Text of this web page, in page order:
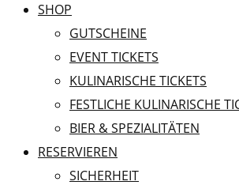
SHOP
GUTSCHEINE
EVENT TICKETS
KULINARISCHE TICKETS
FESTLICHE KULINARISCHE
BIER & SPEZIALITÄTEN
RESERVIEREN
SICHERHEIT